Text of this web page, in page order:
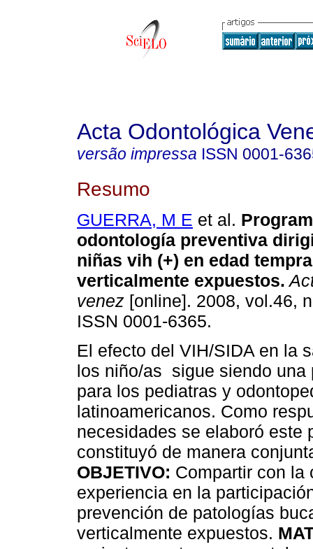
Acta Odontológica
versão impressa ISSN 0001-
Resumo
GUERRA, M E et al.
odontología preventiva
niñas vih (+) en edad
verticalmente expuestos.
venez [online]. 2008, vol.46,
ISSN 0001-6365.
El efecto del VIH/SIDA en la
los niño/as sigue siendo una
para los pediatras y
latinoamericanos. Como
necesidades se elaboró este
constituyó de manera
OBJETIVO: Compartir con la
experiencia en la
prevención de patologías
verticalmente expuestos.